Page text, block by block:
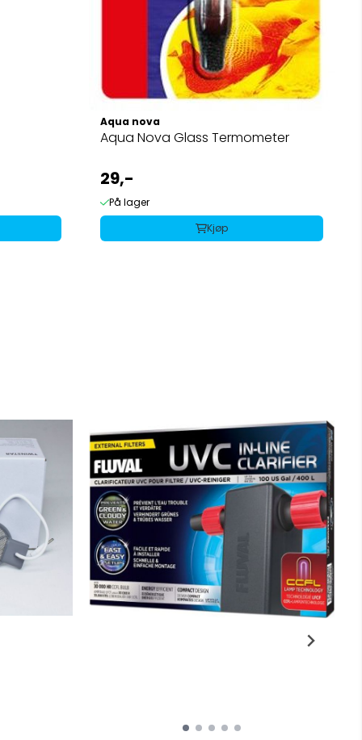
Aqua nova
Aqua Nova Glass Termometer
29,-
På lager
Kjøp